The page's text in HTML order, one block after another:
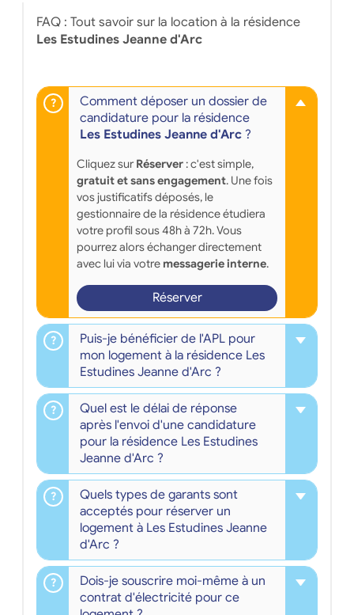
FAQ : Tout savoir sur la location à la résidence
Les Estudines Jeanne d'Arc
Comment déposer un dossier de
candidature pour la résidence
Les Estudines Jeanne d'Arc?
Cliquez sur Réserver: c'est simple,
gratuit et sans engagement. Une fois
vos justificatifs déposés, le
gestionnaire de la résidence étudiera
votre profil sous 48h à 72h. Vous
pourrez alors échanger directement
avec lui via votre messagerie interne.
Réserver
Puis-je bénéficier de l'APL pour
mon logement à la résidence Les
Estudines Jeanne d'Arc ?
Quel est le délai de réponse
après l'envoi d'une candidature
pour la résidence Les Estudines
Jeanne d'Arc ?
Quels types de garants sont
acceptés pour réserver un
logement à Les Estudines Jeanne
d'Arc ?
Dois-je souscrire moi-même à un
contrat d'électricité pour ce